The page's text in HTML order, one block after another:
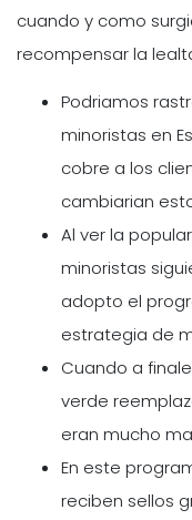
cuando y como
recompensar la
Podriamos
minoristas en
cobre a los
cambiarian
Al ver la
minoristas
adopto el
estrategia de
Cuando a
verde
eran mucho
En este
reciben sellos